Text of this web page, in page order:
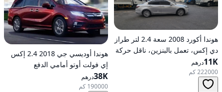
هوندا أكورد 2008 سعة 2.4 لتر طراز
دي إكس، تعمل بالبنزين، ناقل حركة
أوتوماتيكي، دفع أمامي
11Kدرهم
222000 كم
هوندا أوديسي جي 2018 2.4 إكس
إي فولت أوتو أمامي الدفع
38Kدرهم
190000 كم